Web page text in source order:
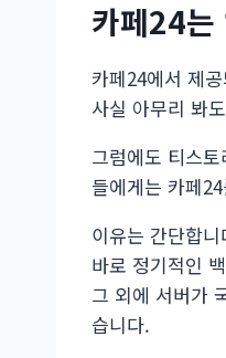
카페24는
카페24에서 제
사실 아무리 봐
그럼에도 티스
들에게는 카페
이유는 간단합니
바로 정기적인
그 외에 서버가
습니다.